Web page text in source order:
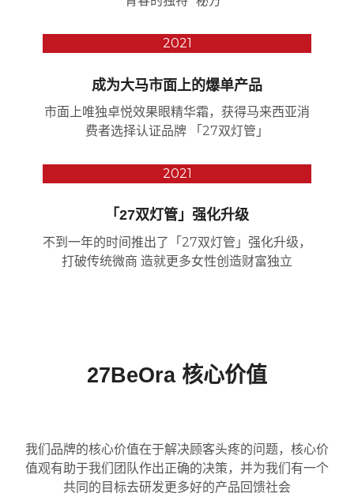
2021
成为大马市面上的爆单产品
市面上唯独卓悦效果眼精华霜，获得马来西亚消
费者选择认证品牌 「27双灯管」
2021
「27双灯管」强化升级
不到一年的时间推出了「27双灯管」强化升级，
打破传统微商 造就更多女性创造财富独立
27BeOra 核心价值
我们品牌的核心价值在于解决顾客头疼的问题，核心价
值观有助于我们团队作出正确的决策，并为我们有一个
共同的目标去研发更多好的产品回馈社会